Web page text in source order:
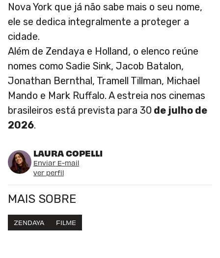
Nova York que já não sabe mais o seu nome,
ele se dedica integralmente a proteger a
cidade.
Além de Zendaya e Holland, o elenco reúne
nomes como Sadie Sink, Jacob Batalon,
Jonathan Bernthal, Tramell Tillman, Michael
Mando e Mark Ruffalo. A estreia nos cinemas
brasileiros está prevista para 30 de julho de
2026.
LAURA COPELLI
Enviar E-mail
ver perfil
MAIS SOBRE
ZENDAYA FILME